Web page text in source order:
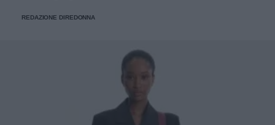
REDAZIONE DIREDONNA